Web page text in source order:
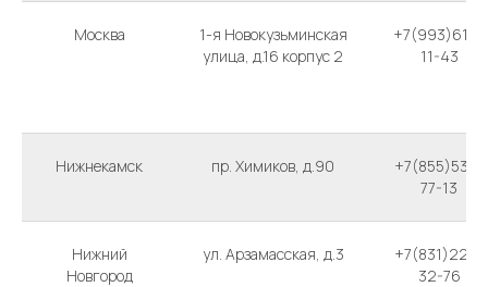
Москва
1-я Новокузьминская
улица, д.16 корпус 2
+7(993)610-
11-43
Нижнекамск пр. Химиков, д.90
+7(855)536-
77-13
Нижний
Новгород
ул. Арзамасская, д.3
+7(831)220-
32-76